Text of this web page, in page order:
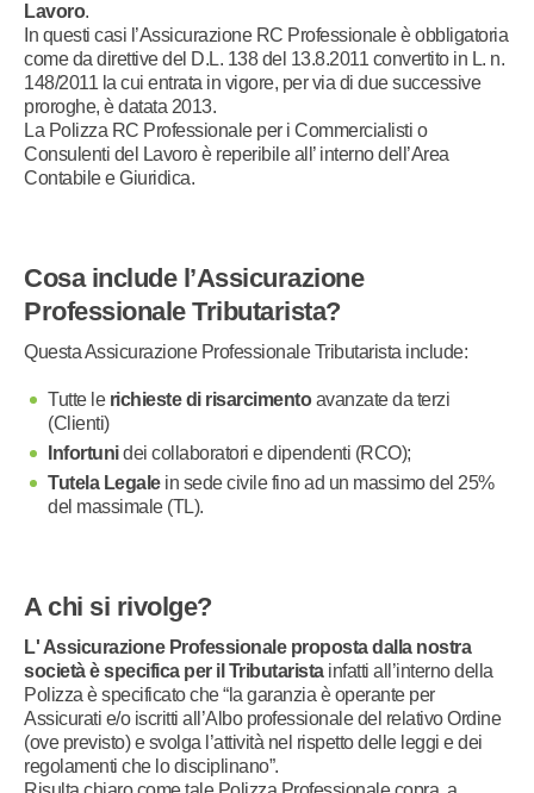
Lavoro.
In questi casi l’Assicurazione RC Professionale è obbligatoria
come da direttive del D.L. 138 del 13.8.2011 convertito in L. n.
148/2011 la cui entrata in vigore, per via di due successive
proroghe, è datata 2013.
La Polizza RC Professionale per i Commercialisti o
Consulenti del Lavoro è reperibile all’ interno dell’Area
Contabile e Giuridica.
Cosa include l’Assicurazione
Professionale Tributarista?
Questa Assicurazione Professionale Tributarista include:
Tutte le richieste di risarcimentoavanzate da terzi
(Clienti)
Infortunidei collaboratori e dipendenti (RCO);
Tutela Legalein sede civile fino ad un massimo del 25%
del massimale (TL).​
A chi si rivolge?
L' Assicurazione Professionale proposta dalla nostra
società è specifica per il Tributaristainfatti all’interno della
Polizza è specificato che “la garanzia è operante per
Assicurati e/o iscritti all’Albo professionale del relativo Ordine
(ove previsto) e svolga l’attività nel rispetto delle leggi e dei
regolamenti che lo disciplinano”.